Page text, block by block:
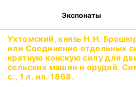
Экспонаты
Ухтомский, князь Н.Н.
или Соединение отдельных
кратную конскую силу для
сельских машин и орудий.
с., 1 л. ил. 1868.